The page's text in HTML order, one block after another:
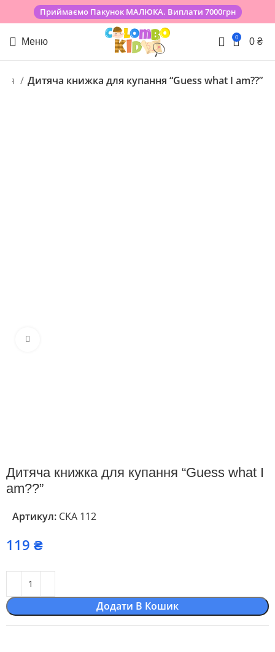
Приймаємо Пакунок МАЛЮКА. Виплати 7000грн
Меню 0 0 ₴
Дитяча книжка для купання “Guess what I am??”
Дитяча книжка для купання “Guess what I
am??”
Артикул: CKА 112
₴
Додати В Кошик